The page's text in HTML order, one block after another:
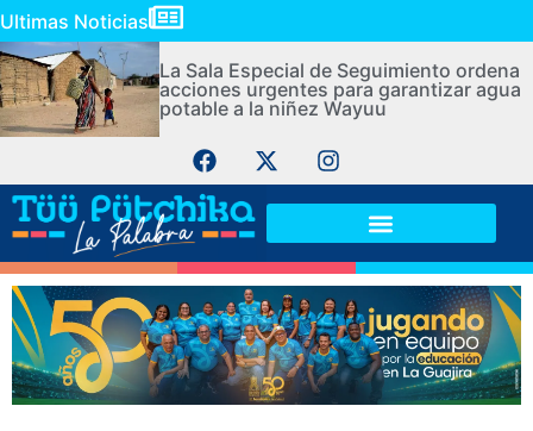
Ultimas Noticias
La Sala Especial de Seguimiento ordena
acciones urgentes para garantizar agua
potable a la niñez Wayuu